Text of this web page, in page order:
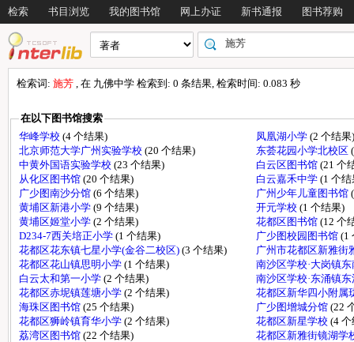
检索 书目浏览 我的图书馆 网上办证 新书通报 图书荐购
检索词: 施芳 , 在 九佛中学 检索到: 0 条结果, 检索时间: 0.083 秒
在以下图书馆搜索
华峰学校 (4 个结果) 凤凰湖小学 (2 个结果)
北京师范大学广州实验学校 (20 个结果) 东荟花园小学北校区
中黄外国语实验学校 (23 个结果) 白云区图书馆 (21 个
从化区图书馆 (20 个结果) 白云嘉禾中学 (1 个结
广少图南沙分馆 (6 个结果) 广州少年儿童图书馆
黄埔区新港小学 (9 个结果) 开元学校 (1 个结果)
黄埔区姬堂小学 (2 个结果) 花都区图书馆 (12 个
D234-7西关培正小学 (1 个结果) 广少图校园图书馆 (1
花都区花东镇七星小学(金谷二校区) (3 个结果)
广州市花都区新雅街
花都区花山镇思明小学 (1 个结果)
南沙区学校·大岗镇
白云太和第一小学 (2 个结果)
南沙区学校·东涌镇
花都区赤坭镇莲塘小学 (2 个结果)
花都区新华四小附属
海珠区图书馆 (25 个结果) 广少图增城分馆 (22
花都区狮岭镇育华小学 (2 个结果) 花都区新星学校 (4
荔湾区图书馆 (22 个结果)
花都区新雅街镜湖学